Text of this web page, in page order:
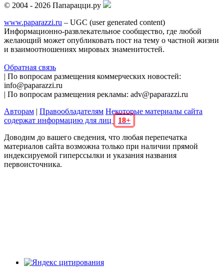
© 2004 - 2026 Папарацци.ру
www.paparazzi.ru – UGC (user generated content)
Информационно-развлекательное сообщество, где любой
желающий может опубликовать пост на тему о частной жизни
и взаимоотношениях мировых знаменитостей.
Обратная связь
| По вопросам размещения коммерческих новостей:
info@paparazzi.ru
| По вопросам размещения рекламы: adv@paparazzi.ru
Авторам | Правообладателям Некоторые материалы сайта
содержат информацию для лиц
18+
Доводим до вашего сведения, что любая перепечатка
материалов сайта возможна только при наличии прямой
индексируемой гиперссылки и указания названия
первоисточника.